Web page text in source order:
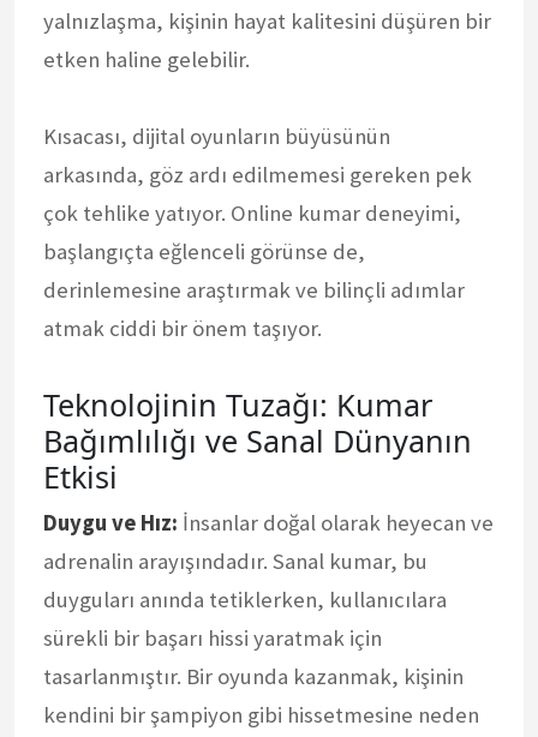
yalnızlaşma, kişinin hayat kalitesini düşüren bir
etken haline gelebilir.
Kısacası, dijital oyunların büyüsünün
arkasında, göz ardı edilmemesi gereken pek
çok tehlike yatıyor. Online kumar deneyimi,
başlangıçta eğlenceli görünse de,
derinlemesine araştırmak ve bilinçli adımlar
atmak ciddi bir önem taşıyor.
Teknolojinin Tuzağı: Kumar
Bağımlılığı ve Sanal Dünyanın
Etkisi
Duygu ve Hız: İnsanlar doğal olarak heyecan ve
adrenalin arayışındadır. Sanal kumar, bu
duyguları anında tetiklerken, kullanıcılara
sürekli bir başarı hissi yaratmak için
tasarlanmıştır. Bir oyunda kazanmak, kişinin
kendini bir şampiyon gibi hissetmesine neden